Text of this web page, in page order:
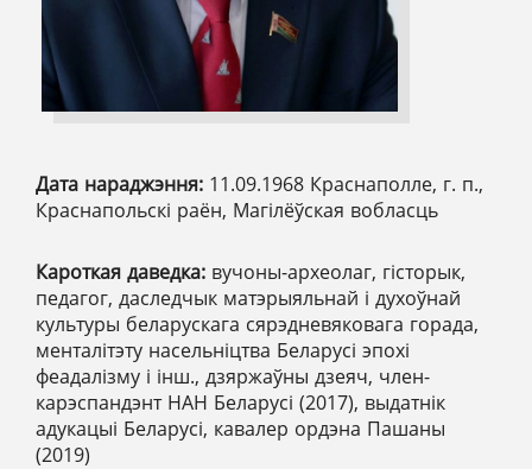
Дата нараджэння: 11.09.1968 Краснаполле, г. п.,
Краснапольскі раён, Магілёўская вобласць
Кароткая даведка: вучоны-археолаг, гісторык,
педагог, даследчык матэрыяльнай і духоўнай
культуры беларускага сярэдневяковага горада,
менталітэту насельніцтва Беларусі эпохі
феадалізму і інш., дзяржаўны дзеяч, член-
карэспандэнт НАН Беларусі (2017), выдатнік
адукацыі Беларусі, кавалер ордэна Пашаны
(2019)